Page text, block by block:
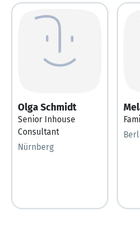
Olga Schmidt
Senior Inhouse
Consultant
Nürnberg